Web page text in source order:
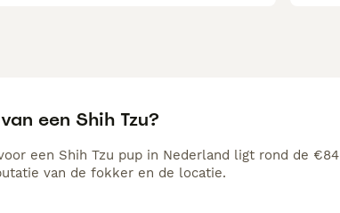
een Shih Tzu?
een Shih Tzu pup in Nederland ligt rond de
van de fokker en de locatie.